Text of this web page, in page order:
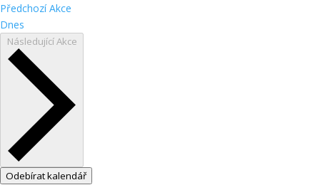
PředchozíAkce
Dnes
NásledujícíAkce
Odebírat kalendář